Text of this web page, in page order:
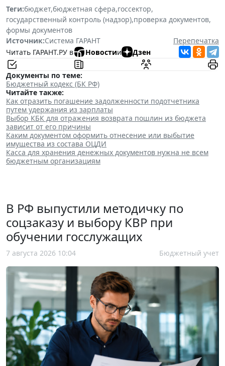
Теги:бюджет,бюджетная сфера,госсектор,
государственный контроль (надзор),проверка документов,
формы документов
Источник:Система ГАРАНТ
Перепечатка
Читать ГАРАНТ.РУ в
Новостии Дзен
Документы по теме:
Бюджетный кодекс (БК РФ)
Читайте также:
Как отразить погашение задолженности подотчетника
путем удержания из зарплаты
Выбор КБК для отражения возврата пошлин из бюджета
зависит от его причины
Каким документом оформить отнесение или выбытие
имущества из состава ОЦДИ
Касса для хранения денежных документов нужна не всем
бюджетным организациям
В РФ выпустили методичку по
соцзаказу и выбору КВР при
обучении госслужащих
7 августа 2026 10:04 Бюджетный учет